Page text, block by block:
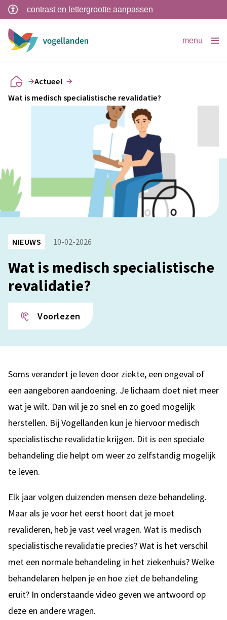
contrast en lettergrootte aanpassen
menu
Actueel
Wat is medisch specialistische revalidatie?
Wat is medisch specialistische
revalidatie?
NIEUWS 10-02-2026
Voorlezen
Soms verandert je leven door ziekte, een ongeval of
een aangeboren aandoening. Je lichaam doet niet meer
wat je wilt. Dan wil je zo snel en zo goed mogelijk
herstellen. Bij Vogellanden kun je hiervoor medisch
specialistische revalidatie krijgen. Dit is een speciale
behandeling die helpt om weer zo zelfstandig mogelijk
te leven.
Elk jaar volgen duizenden mensen deze behandeling.
Maar als je voor het eerst hoort dat je moet
revalideren, heb je vast veel vragen. Wat is medisch
specialistische revalidatie precies? Wat is het verschil
met een normale behandeling in het ziekenhuis? Welke
behandelaren helpen je en hoe ziet de behandeling
eruit? In onderstaande video geven we antwoord op
deze en andere vragen.